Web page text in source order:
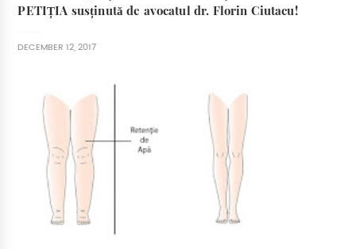
PETIȚIA susținută de avocatul dr. Florin Ciutacu!
DECEMBER 12, 2017